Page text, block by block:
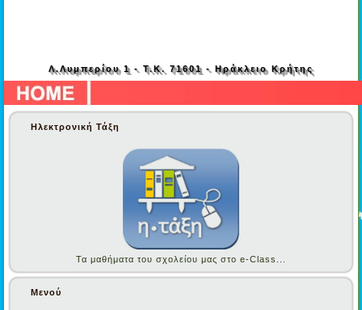
Λ.Λυμπερίου 1 - Τ.Κ. 71601 - Ηράκλειο Κρήτης
Ηλεκτρονική Τάξη
Τα μαθήματα του σχολείου μας στο e-Class...
Μενού